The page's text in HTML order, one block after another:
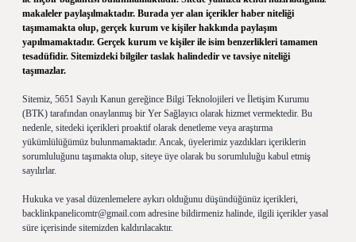
makaleler paylaşılmaktadır. Burada yer alan içerikler haber niteliği
taşımamakta olup, gerçek kurum ve kişiler hakkında paylaşım
yapılmamaktadır. Gerçek kurum ve kişiler ile isim benzerlikleri tamamen
tesadüfidir. Sitemizdeki bilgiler taslak halindedir ve tavsiye niteliği
taşımazlar.
Sitemiz, 5651 Sayılı Kanun gereğince Bilgi Teknolojileri ve İletişim Kurumu
(BTK) tarafından onaylanmış bir Yer Sağlayıcı olarak hizmet vermektedir. Bu
nedenle, sitedeki içerikleri proaktif olarak denetleme veya araştırma
yükümlülüğümüz bulunmamaktadır. Ancak, üyelerimiz yazdıkları içeriklerin
sorumluluğunu taşımakta olup, siteye üye olarak bu sorumluluğu kabul etmiş
sayılırlar.
Hukuka ve yasal düzenlemelere aykırı olduğunu düşündüğünüz içerikleri,
backlinkpanelicomtr@gmail.com adresine bildirmeniz halinde, ilgili içerikler yasal
süre içerisinde sitemizden kaldırılacaktır.